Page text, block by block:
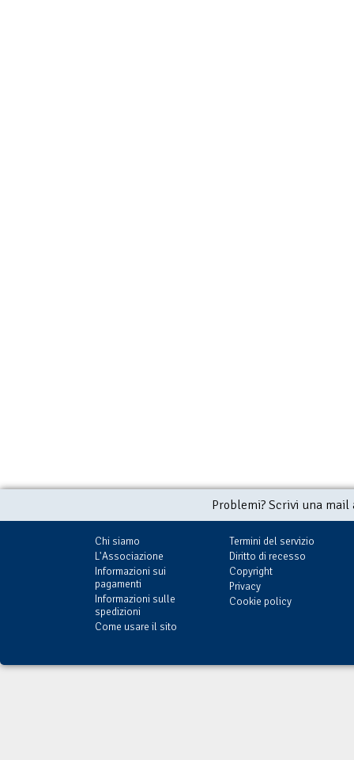
Problemi? Scrivi una
Chi siamo
L'Associazione
Informazioni sui
pagamenti
Informazioni sulle
spedizioni
Come usare il sito
Termini del servizio
Diritto di recesso
Copyright
Privacy
Cookie policy